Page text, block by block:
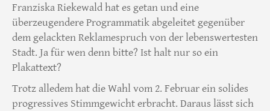
Franziska Riekewald hat es getan und eine
überzeugendere Programmatik abgeleitet gegenüber
dem gelackten Reklamespruch von der lebenswertesten
Stadt. Ja für wen denn bitte? Ist halt nur so ein
Plakattext?
Trotz alledem hat die Wahl vom 2. Februar ein solides
progressives Stimmgewicht erbracht. Daraus lässt sich